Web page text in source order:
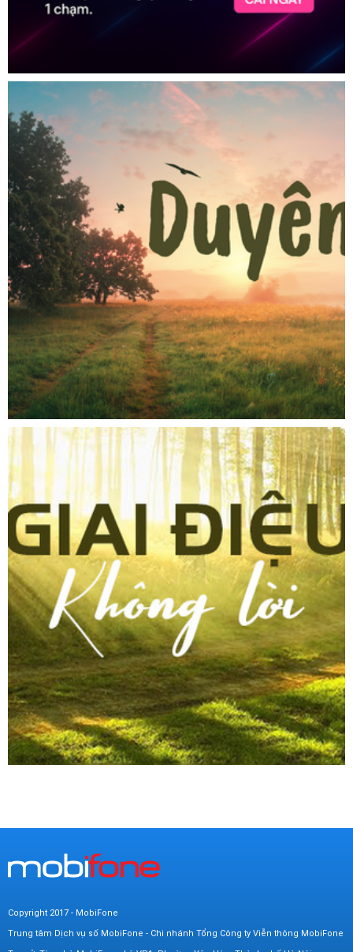
Copyright 2017 - MobiFone
Trung tâm Dịch vụ số MobiFone - Chi nhánh Tổng Công ty Viễn thông MobiFone